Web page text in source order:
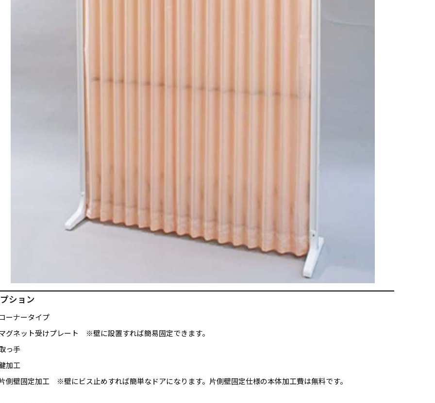
ション
ーナータイプ
グネット受けプレート ※壁に設置すれば簡易固定できます。
っ手
加工
側壁固定加工 ※壁にビス止めすれば簡単なドアになります。片側壁固定仕様の本体加工費は無料です。